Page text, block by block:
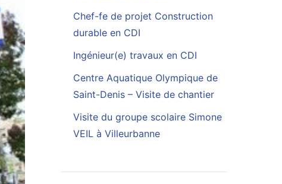
Chef-fe de projet Construction
durable en CDI
Ingénieur(e) travaux en CDI
Centre Aquatique Olympique de
Saint-Denis – Visite de chantier
Visite du groupe scolaire Simone
VEIL à Villeurbanne